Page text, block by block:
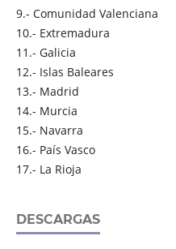
9.- Comunidad Valenciana
10.- Extremadura
11.- Galicia
12.- Islas Baleares
13.- Madrid
14.- Murcia
15.- Navarra
16.- País Vasco
17.- La Rioja
DESCARGAS